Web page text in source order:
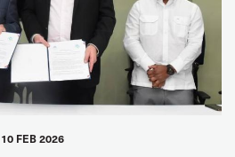
10 FEB 2026